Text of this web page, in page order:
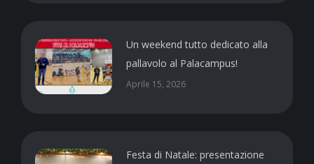
Un weekend tutto dedicato alla
pallavolo al Palacampus!
Aprile 15, 2026
Festa di Natale: presentazione